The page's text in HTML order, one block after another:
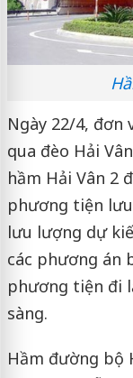
Ngày 22/4, đơn
qua đèo Hải
hầm Hải Vân 2
phương tiện
lưu lượng dự
các phương án
phương tiện đi
sàng.
Hầm đường bộ